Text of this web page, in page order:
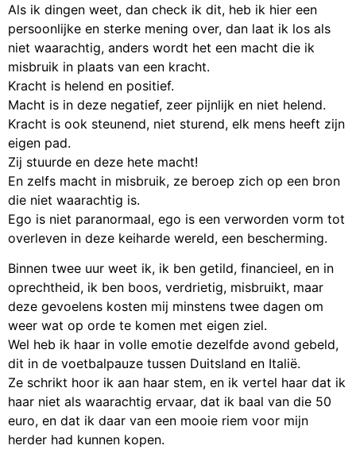
Als ik dingen weet, dan check ik dit, heb ik hier een
persoonlijke en sterke mening over, dan laat ik los als
niet waarachtig, anders wordt het een macht die ik
misbruik in plaats van een kracht.
Kracht is helend en positief.
Macht is in deze negatief, zeer pijnlijk en niet helend.
Kracht is ook steunend, niet sturend, elk mens heeft zijn
eigen pad.
Zij stuurde en deze hete macht!
En zelfs macht in misbruik, ze beroep zich op een bron
die niet waarachtig is.
Ego is niet paranormaal, ego is een verworden vorm tot
overleven in deze keiharde wereld, een bescherming.
Binnen twee uur weet ik, ik ben getild, financieel, en in
oprechtheid, ik ben boos, verdrietig, misbruikt, maar
deze gevoelens kosten mij minstens twee dagen om
weer wat op orde te komen met eigen ziel.
Wel heb ik haar in volle emotie dezelfde avond gebeld,
dit in de voetbalpauze tussen Duitsland en Italië.
Ze schrikt hoor ik aan haar stem, en ik vertel haar dat ik
haar niet als waarachtig ervaar, dat ik baal van die 50
euro, en dat ik daar van een mooie riem voor mijn
herder had kunnen kopen.